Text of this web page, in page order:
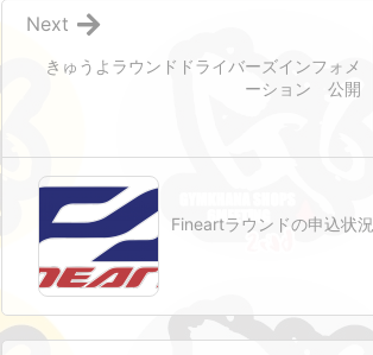
きゅうよラウンドドライバーズインフォメ
ーション 公開
Next
Fineartラウンドの申込状況